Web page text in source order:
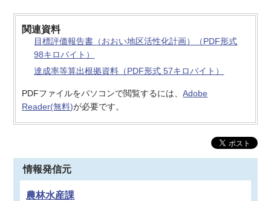
関連資料
目標評価報告書（おおい地区活性化計画）（PDF形式
98キロバイト）
達成率等算出根拠資料（PDF形式 57キロバイト）
PDFファイルをパソコンで閲覧するには、Adobe
Reader(無料)が必要です。
情報発信元
農林水産課